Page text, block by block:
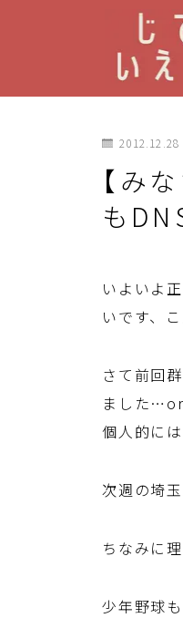
2012.12.28
【み
も
いよいよ
いです、
さて前回
ました
個人的に
次週の埼
ちなみに
少年野球